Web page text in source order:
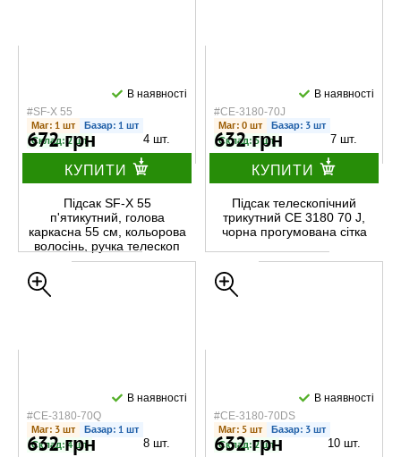
#SF-X 55
В наявності
Маг: 1 шт
Базар: 1 шт
Склад: 2 шт
672 грн 4 шт.
КУПИТИ
Підсак SF-X 55
п'ятикутний, голова
каркасна 55 см, кольорова
волосінь, ручка телескоп
1.5м
#CE-3180-70J
В наявності
Маг: 0 шт
Базар: 3 шт
Склад: 5 шт
632 грн 7 шт.
КУПИТИ
Підсак телескопічний
трикутний CE 3180 70 J,
чорна прогумована сітка
#CE-3180-70Q
В наявності
Маг: 3 шт
Базар: 1 шт
Склад: 4 шт
632 грн 8 шт.
#CE-3180-70DS
В наявності
Маг: 5 шт
Базар: 3 шт
Склад: 2 шт
632 грн 10 шт.